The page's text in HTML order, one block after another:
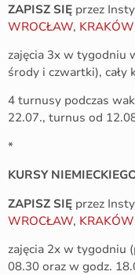
ZAPISZ SIĘ przez
WROCŁAW, KRAKÓW
zajęcia 3x w tygodniu
środy i czwartki),
4 turnusy podczas
22.07., turnus od
*
KURSY
ZAPISZ SIĘ przez
WROCŁAW, KRAKÓW
zajęcia 2x w tygodniu
08.30 oraz w godz.